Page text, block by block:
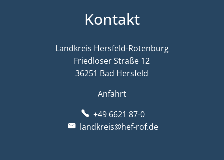
Kontakt
Landkreis Hersfeld-Rotenburg
Friedloser Straße 12
36251 Bad Hersfeld
Anfahrt
+49 6621 87-0
landkreis@hef-rof.de